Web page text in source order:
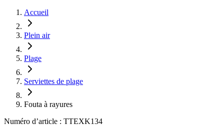
Accueil
Plein air
Plage
Serviettes de plage
Fouta à rayures
Numéro d’article : TTEXK134